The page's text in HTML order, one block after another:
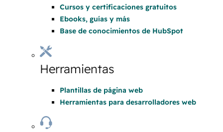
Cursos y certificaciones gratuitos
Ebooks, guías y más
Base de conocimientos de HubSpot
Herramientas
Plantillas de página web
Herramientas para desarrolladores web